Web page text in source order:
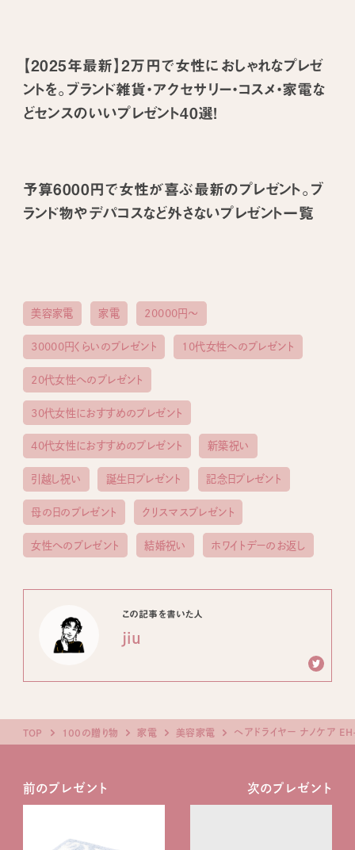
【2025年最新】2万円で女性におしゃれなプレゼ
ントを。ブランド雑貨・アクセサリー・コスメ・家電な
どセンスのいいプレゼント40選！
予算6000円で女性が喜ぶ最新のプレゼント。ブ
ランド物やデパコスなど外さないプレゼント一覧
美容家電 家電 20000円〜
30000円くらいのプレゼント 10代女性へのプレゼント
20代女性へのプレゼント
30代女性におすすめのプレゼント
40代女性におすすめのプレゼント 新築祝い
引越し祝い 誕生日プレゼント 記念日プレゼント
母の日のプレゼント クリスマスプレゼント
女性へのプレゼント 結婚祝い ホワイトデーのお返し
この記事を書いた人
jiu
TOP 100の贈り物 家電 美容家電 ヘアドライヤー ナノケア
前のプレゼント 次のプレゼント